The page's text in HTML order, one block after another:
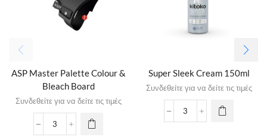
ASP Master Palette Colour &
Bleach Board
Συνδεθείτε για να δείτε τις τιμές
Super Sleek Cream 150ml
Συνδεθείτε για να δείτε τις τιμές